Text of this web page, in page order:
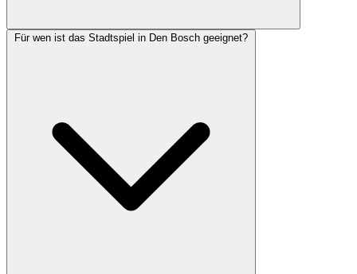
Für wen ist das Stadtspiel in Den Bosch geeignet?